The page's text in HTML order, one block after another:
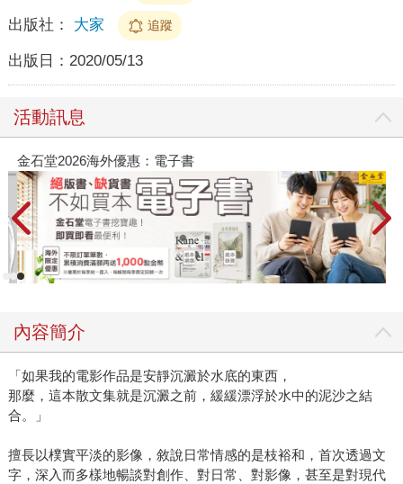
出版社： 大家 追蹤
出版日： 2020/05/13
活動訊息
金石堂2026海外優惠：電子書
內容簡介
「如果我的電影作品是安靜沉澱於水底的東西，
那麼，這本散文集就是沉澱之前，緩緩漂浮於水中的泥沙之結
合。」
擅長以樸實平淡的影像，敘說日常情感的是枝裕和，首次透過文
字，深入而多樣地暢談對創作、對日常、對影像，甚至是對現代